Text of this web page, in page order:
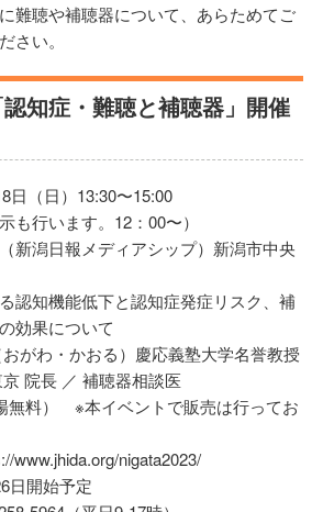
難聴や補聴器について、あらためてご
さい。
知症・難聴と補聴器」開催
⽇（⽇）13:30〜15:00
も行います。12：00〜）
新潟⽇報メディアシップ）新潟市中央
認知機能低下と認知症発症リスク、補
効果について
おがわ・かおる）慶応義塾⼤学名誉教授
院⻑ ／ 補聴器相談医
無料） ※本イベントで販売は行ってお
www.jhida.org/nigata2023/
⽇開始予定